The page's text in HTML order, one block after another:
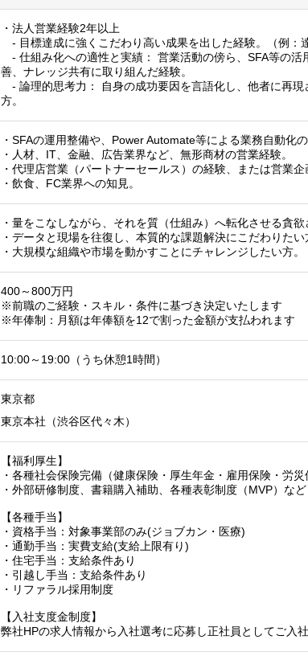
・法人営業経験2年以上
- 目標達成に強くこだわり高い成果を出した経験。（例：
- 仕組み化への適性と実績： 営業活動の傍ら、SFA等の活
善、ナレッジ共有に取り組んだ経験。
- 論理的思考力： 自身の成功要因を言語化し、他者に再現
方。
・SFAの運用整備や、Power Automate等による業務自動化の
・人材、IT、金融、広告業界など、無形商材の営業経験。
・代理店営業（パートナーセールス）の経験、または営業企
・飲食、FC業界への知見。
・量をこなしながら、それを質（仕組み）へ転化させる貪欲
・データと現場を往復し、本質的な課題解決にこだわりたい
・大規模な組織や市場を動かすことにチャレンジしたい方。
400～800万円
※前職のご経験・スキル・条件に基づき決定いたします
※年俸制：月額は年俸額を12で割った金額が支払われます
10:00～19:00（うち休憩1時間）
東京都
東京本社（渋谷区代々木）
【福利厚生】
・各種社会保険完備（健康保険・厚生年金・雇用保険・労災
・外部研修制度、書籍購入補助、各種表彰制度（MVP）など
【各種手当】
・資格手当：対象事業部のみ(ジョブカン・医療)
・通勤手当：実費支給(支給上限有り)
・住宅手当：支給条件あり
・引越し手当：支給条件あり
・リファラル採用制度
【入社支度金制度】
弊社HPの求人情報から入社選考に応募し正社員としてご入